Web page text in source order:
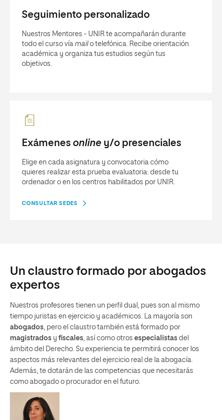
Seguimiento personalizado
Nuestros Mentores - UNIR te acompañarán durante
todo el curso vía mail o telefónica. Recibe orientación
académica y organiza tus estudios según tus
objetivos.
Exámenes online y/o presenciales
Elige en cada asignatura y convocatoria cómo
quieres realizar esta prueba evaluatoria: desde tu
ordenador o en los centros habilitados por UNIR.
CONSULTAR SEDES
Un claustro formado por abogados
expertos
Nuestros profesores tienen un perfil dual, pues son al mismo
tiempo juristas en ejercicio y académicos. La mayoría son
abogados, pero el claustro también está formado por
magistrados y fiscales, así como otros especialistas del
ámbito del Derecho. Su experiencia te permitirá conocer los
aspectos más relevantes del ejercicio real de la abogacía.
Además, te dotarán de las competencias que necesitarás
como abogado o procurador en el futuro.